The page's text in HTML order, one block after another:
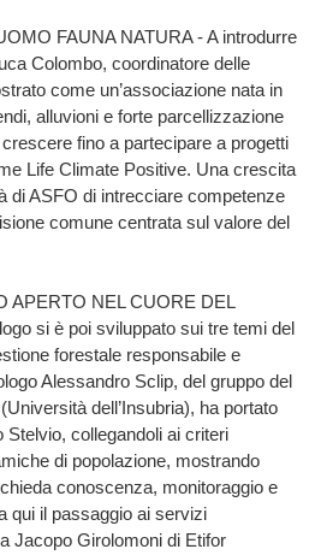
FAUNA NATURA - A introdurre
Colombo, coordinatore delle
come un’associazione nata in
alluvioni e forte parcellizzazione
fino a partecipare a progetti
Life Climate Positive. Una crescita
di ASFO di intrecciare competenze
comune centrata sul valore del
APERTO NEL CUORE DEL
si è poi sviluppato sui tre temi del
forestale responsabile e
Alessandro Sclip, del gruppo del
dell’Insubria), ha portato
collegandoli ai criteri
di popolazione, mostrando
conoscenza, monitoraggio e
qui il passaggio ai servizi
Jacopo Girolomoni di Etifor